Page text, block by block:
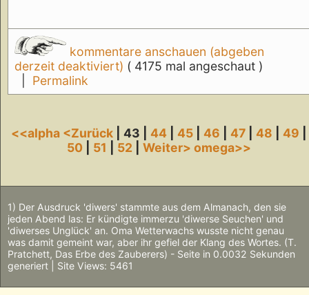
kommentare anschauen (abgeben
derzeit deaktiviert) ( 4175 mal angeschaut )
Permalink
<<alpha <Zurück | 43 |44 |45 |46 |47 |48 |49
50
51 52 |Weiter>omega>>
1) Der Ausdruck 'diwers' stammte aus dem Almanach, den sie
jeden Abend las: Er kündigte immerzu 'diwerse Seuchen' und
'diwerses Unglück' an. Oma Wetterwachs wusste nicht genau
was damit gemeint war, aber ihr gefiel der Klang des Wortes. (T.
Pratchett, Das Erbe des Zauberers) - Seite in 0.0032 Sekunden
generiert | Site Views: 5461